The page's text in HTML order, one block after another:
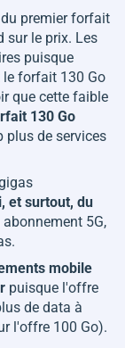
premier forfait
sur le prix. Les
puisque
le forfait 130 Go
que cette faible
130 Go
plus de services
et surtout, du
5G,
mobile
puisque l'offre
de data à
l'offre 100 Go).